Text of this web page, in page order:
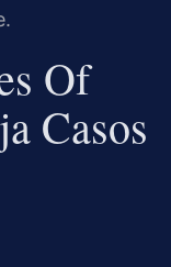
Of
Casos